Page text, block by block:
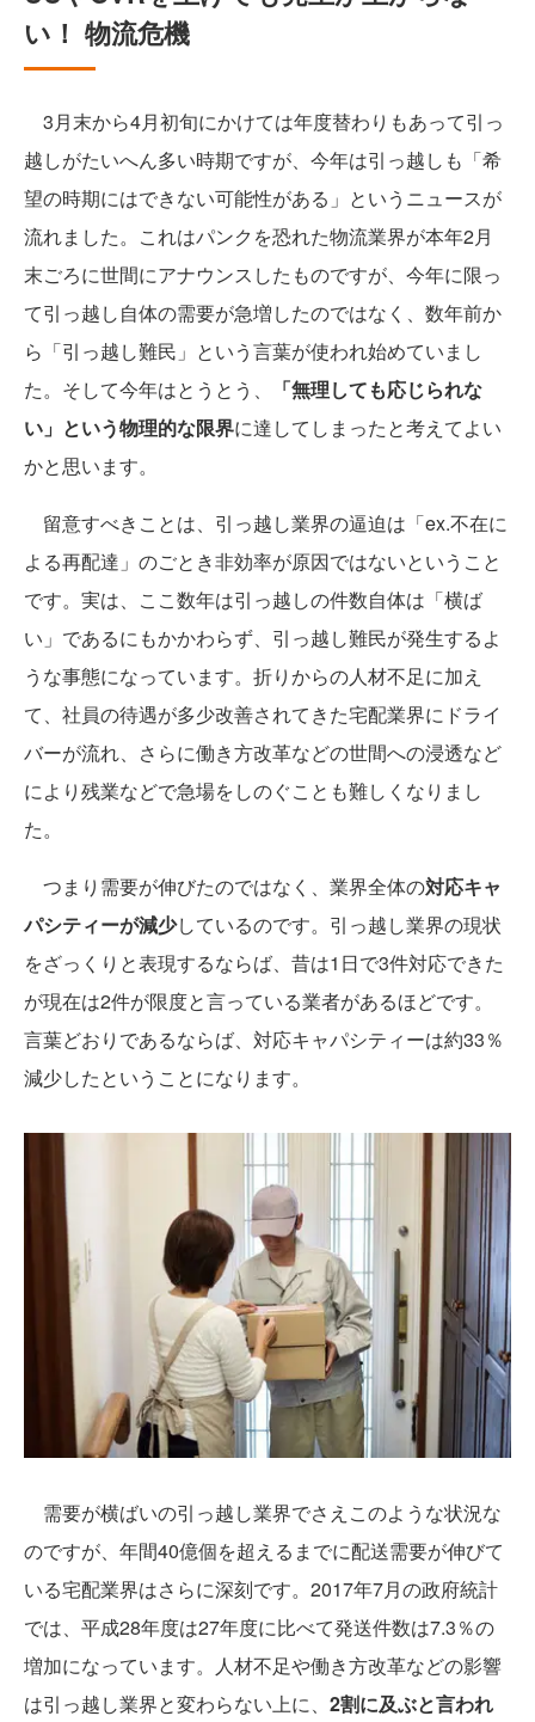
い！ 物流危機
3月末から4月初旬にかけては年度替わりもあって引っ
越しがたいへん多い時期ですが、今年は引っ越しも「希
望の時期にはできない可能性がある」というニュースが
流れました。これはパンクを恐れた物流業界が本年2月
末ごろに世間にアナウンスしたものですが、今年に限っ
て引っ越し自体の需要が急増したのではなく、数年前か
ら「引っ越し難民」という言葉が使われ始めていまし
た。そして今年はとうとう、
「無理しても応じられな
い」という物理的な限界に達してしまったと考えてよい
かと思います。
留意すべきことは、引っ越し業界の逼迫は「ex.不在に
よる再配達」のごとき非効率が原因ではないということ
です。実は、ここ数年は引っ越しの件数自体は「横ば
い」であるにもかかわらず、引っ越し難民が発生するよ
うな事態になっています。折りからの人材不足に加え
て、社員の待遇が多少改善されてきた宅配業界にドライ
バーが流れ、さらに働き方改革などの世間への浸透など
により残業などで急場をしのぐことも難しくなりまし
た。
つまり需要が伸びたのではなく、業界全体の対応キャ
パシティーが減少しているのです。引っ越し業界の現状
をざっくりと表現するならば、昔は1日で3件対応できた
が現在は2件が限度と言っている業者があるほどです。
言葉どおりであるならば、対応キャパシティーは約33％
減少したということになります。
需要が横ばいの引っ越し業界でさえこのような状況な
のですが、年間40億個を超えるまでに配送需要が伸びて
いる宅配業界はさらに深刻です。2017年7月の政府統計
では、平成28年度は27年度に比べて発送件数は7.3％の
増加になっています。人材不足や働き方改革などの影響
は引っ越し業界と変わらない上に、 2割に及ぶと言われ